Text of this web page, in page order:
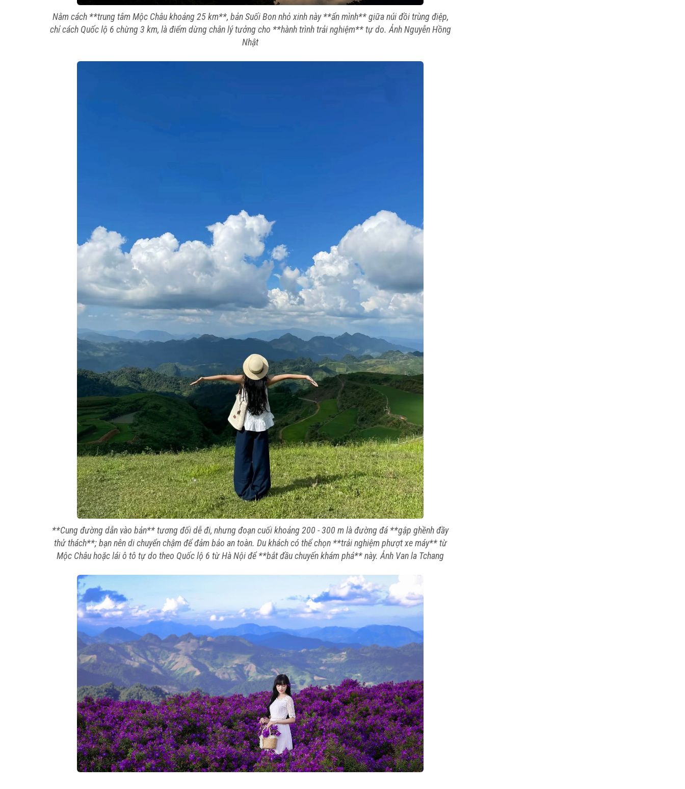
Nằm cách **trung tâm Mộc Châu khoảng 25 km**, bản Suối Bon nhỏ xinh này **ẩn mình** giữa núi đồi trùng điệp,
chỉ cách Quốc lộ 6 chừng 3 km, là điểm dừng chân lý tưởng cho **hành trình trải nghiệm** tự do. Ảnh Nguyễn Hồng
Nhật
**Cung đường dẫn vào bản** tương đối dễ đi, nhưng đoạn cuối khoảng 200 - 300 m là đường đá **gập ghềnh đầy
thử thách**; bạn nên di chuyển chậm để đảm bảo an toàn. Du khách có thể chọn **trải nghiệm phượt xe máy** từ
Mộc Châu hoặc lái ô tô tự do theo Quốc lộ 6 từ Hà Nội để **bắt đầu chuyến khám phá** này. Ảnh Van la Tchang